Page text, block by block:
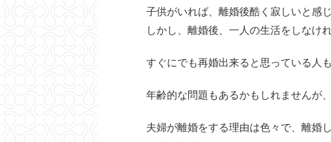
子供がいれば、離婚後酷く寂しいと感
しかし、離婚後、一人の生活をしなけ
すぐにでも再婚出来ると思っている人
年齢的な問題もあるかもしれませんが
夫婦が離婚をする理由は色々で、離婚